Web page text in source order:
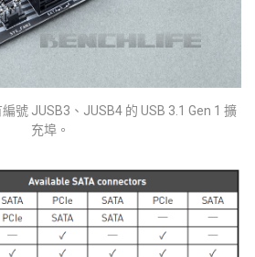
號 JUSB3、JUSB4 的 USB 3.1 Gen 1 擴
充埠。